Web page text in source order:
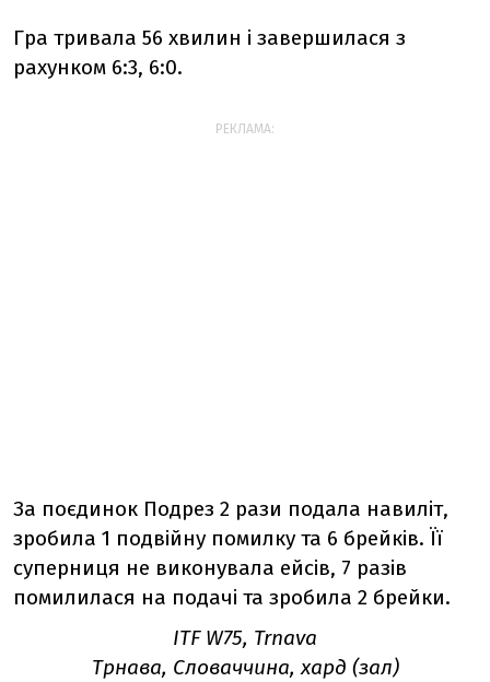
Гра тривала 56 хвилин і завершилася з
рахунком 6:3, 6:0.
РЕКЛАМА:
За поєдинок Подрез 2 рази подала навиліт,
зробила 1 подвійну помилку та 6 брейків. Її
суперниця не виконувала ейсів, 7 разів
помилилася на подачі та зробила 2 брейки.
ITF W75, Trnava
Трнава, Словаччина, хард (зал)